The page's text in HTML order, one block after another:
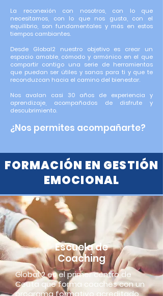
La reconexión con nosotros, con lo que
necesitamos, con lo que nos gusta, con el
equilibrio, son fundamentales y más en estos
tiempos cambiantes.
Desde Global2 nuestro objetivo es crear un
espacio amable, cómodo y armónico en el que
compartir contigo una serie de herramientas
que puedan ser útiles y sanas para ti y que te
reconduzcan hacia el camino del bienestar.
Nos avalan casi 30 años de experiencia y
aprendizaje, acompañados de disfrute y
descubrimiento.
¿Nos permites acompañarte?
FORMACIÓN EN GESTIÓN
EMOCIONAL
Escuela de
Coaching
Global 2 es el primer centro de
Ceuta que forma coaches con un
programa formativo acreditado